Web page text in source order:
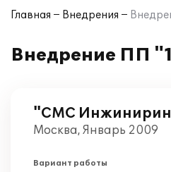
Главная Внедрения
Внедрение ПП
"СМС
Москва, Январь 2009
Вариант работы